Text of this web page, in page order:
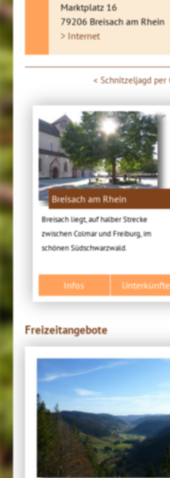
Marktplatz 16
79206 Breisach am Rhein
> Internet
Schnitzeljagd per
Bild: Copyright. 4ws-netdesign
Breisach am Rhein
Breisach liegt, auf halber Strecke
zwischen Colmar und Freiburg, im
schönen Südschwarzwald.
Infos Unterkünfte
Freizeitangebote